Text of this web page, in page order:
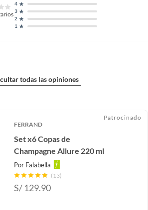
1
2
3
4
todas las opiniones
FERRAND
Set x6 Copas de
Champagne Allure 220 ml
Por Falabella
(13)
S/ 129.90
Patrocinado